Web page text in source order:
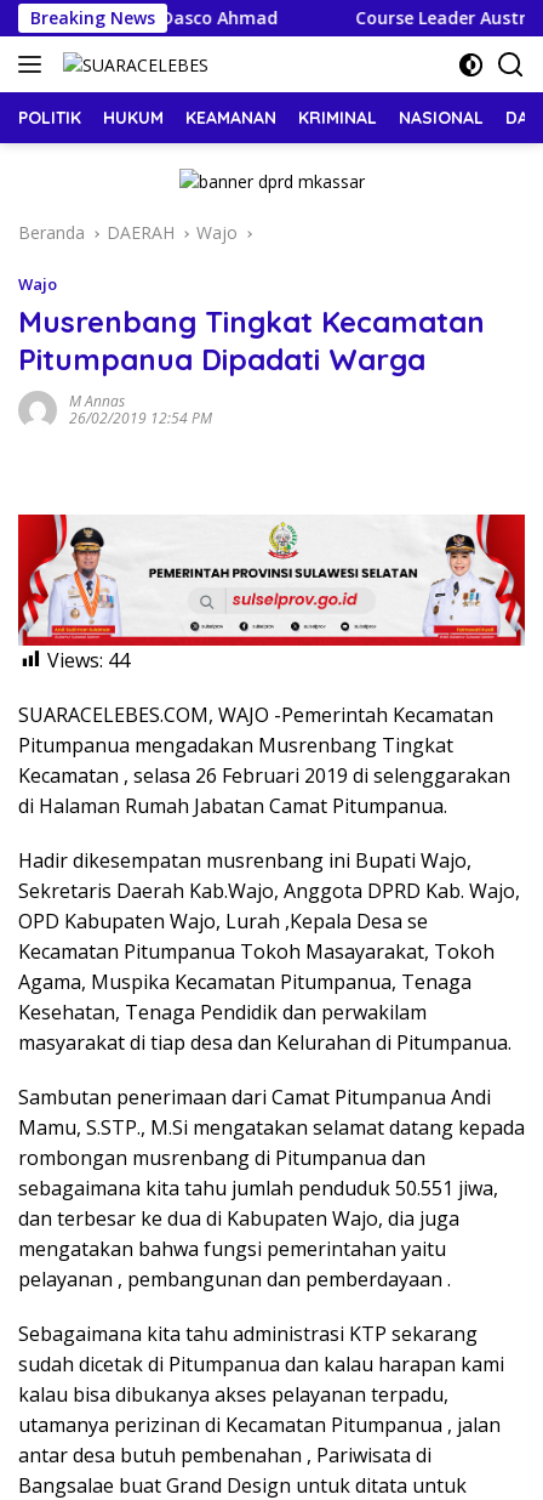
Langsung
ke
konten
Breaking News
dari Sufmi Dasco Ahmad Course Leader Australia
POLITIK HUKUM KEAMANAN KRIMINAL NASIONAL
Beranda DAERAH Wajo
Wajo
Musrenbang Tingkat Kecamatan
Pitumpanua Dipadati Warga
M Annas
26/02/2019 12:54 PM
Views: 44
SUARACELEBES.COM, WAJO -Pemerintah Kecamatan
Pitumpanua mengadakan Musrenbang Tingkat
Kecamatan , selasa 26 Februari 2019 di selenggarakan
di Halaman Rumah Jabatan Camat Pitumpanua.
Hadir dikesempatan musrenbang ini Bupati Wajo,
Sekretaris Daerah Kab.Wajo, Anggota DPRD Kab. Wajo,
OPD Kabupaten Wajo, Lurah ,Kepala Desa se
Kecamatan Pitumpanua Tokoh Masayarakat, Tokoh
Agama, Muspika Kecamatan Pitumpanua, Tenaga
Kesehatan, Tenaga Pendidik dan perwakilam
masyarakat di tiap desa dan Kelurahan di Pitumpanua.
Sambutan penerimaan dari Camat Pitumpanua Andi
Mamu, S.STP., M.Si mengatakan selamat datang kepada
rombongan musrenbang di Pitumpanua dan
sebagaimana kita tahu jumlah penduduk 50.551 jiwa,
dan terbesar ke dua di Kabupaten Wajo, dia juga
mengatakan bahwa fungsi pemerintahan yaitu
pelayanan , pembangunan dan pemberdayaan .
Sebagaimana kita tahu administrasi KTP sekarang
sudah dicetak di Pitumpanua dan kalau harapan kami
kalau bisa dibukanya akses pelayanan terpadu,
utamanya perizinan di Kecamatan Pitumpanua , jalan
antar desa butuh pembenahan , Pariwisata di
Bangsalae buat Grand Design untuk ditata untuk